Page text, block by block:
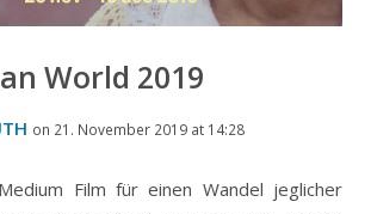
World 2019
on 21. November 2019 at 14:28
Film für einen Wandel jeglicher